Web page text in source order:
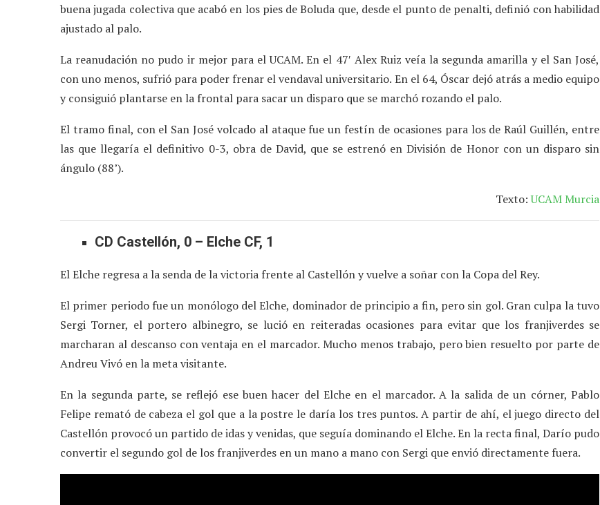
buena jugada colectiva que acabó en los pies de Boluda que, desde el punto de penalti, definió con habilidad
ajustado al palo.
La reanudación no pudo ir mejor para el UCAM. En el 47′ Alex Ruiz veía la segunda amarilla y el San José,
con uno menos, sufrió para poder frenar el vendaval universitario. En el 64, Óscar dejó atrás a medio equipo
y consiguió plantarse en la frontal para sacar un disparo que se marchó rozando el palo.
El tramo final, con el San José volcado al ataque fue un festín de ocasiones para los de Raúl Guillén, entre
las que llegaría el definitivo 0-3, obra de David, que se estrenó en División de Honor con un disparo sin
ángulo (88’).
Texto:UCAM Murcia
CD Castellón, 0 – Elche CF, 1
El Elche regresa a la senda de la victoria frente al Castellón y vuelve a soñar con la Copa del Rey.
El primer periodo fue un monólogo del Elche, dominador de principio a fin, pero sin gol. Gran culpa la tuvo
Sergi Torner, el portero albinegro, se lució en reiteradas ocasiones para evitar que los franjiverdes se
marcharan al descanso con ventaja en el marcador. Mucho menos trabajo, pero bien resuelto por parte de
Andreu Vivó en la meta visitante.
En la segunda parte, se reflejó ese buen hacer del Elche en el marcador. A la salida de un córner, Pablo
Felipe remató de cabeza el gol que a la postre le daría los tres puntos. A partir de ahí, el juego directo del
Castellón provocó un partido de idas y venidas, que seguía dominando el Elche. En la recta final, Darío pudo
convertir el segundo gol de los franjiverdes en un mano a mano con Sergi que envió directamente fuera.